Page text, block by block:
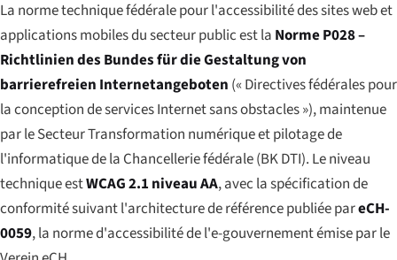
La norme technique fédérale pour l'accessibilité des sites web et
applications mobiles du secteur public est la Norme P028 –
Richtlinien des Bundes für die Gestaltung von
barrierefreien Internetangeboten (« Directives fédérales pour
la conception de services Internet sans obstacles »), maintenue
par le Secteur Transformation numérique et pilotage de
l'informatique de la Chancellerie fédérale (BK DTI). Le niveau
technique estWCAG 2.1 niveau AA, avec la spécification de
conformité suivant l'architecture de référence publiée pareCH-
0059, la norme d'accessibilité de l'e-gouvernement émise par le